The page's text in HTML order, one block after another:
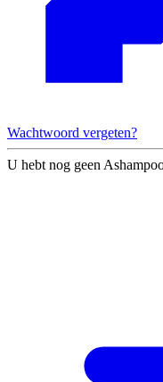
Wachtwoord vergeten?
U hebt nog geen